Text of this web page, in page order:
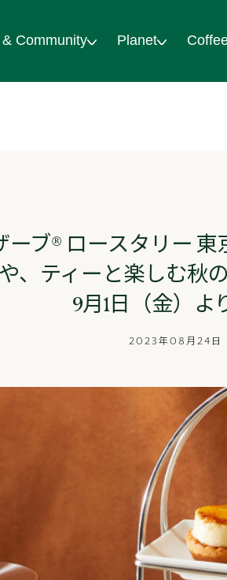
Community Planet
ーブ® ロースタリー
、ティーと楽しむ秋
9月1日（金）よ
2023年08月24日